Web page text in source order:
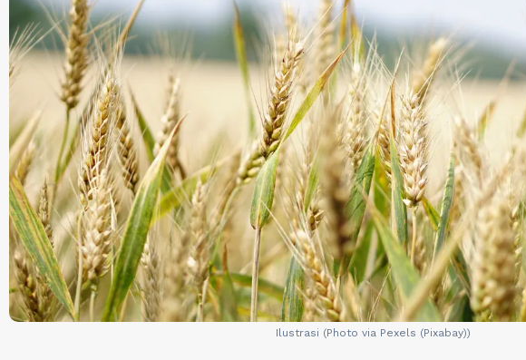
Ilustrasi (Photo via Pexels (Pixabay))